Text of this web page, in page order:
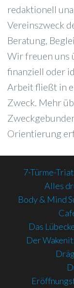
redaktionell
Vereinszweck
Beratung,
Wir freuen uns
finanziell oder
Arbeit fließt in
Zweck. Mehr
Orientierung
7-Türme-
Alles
Body & Mind
Das
Der